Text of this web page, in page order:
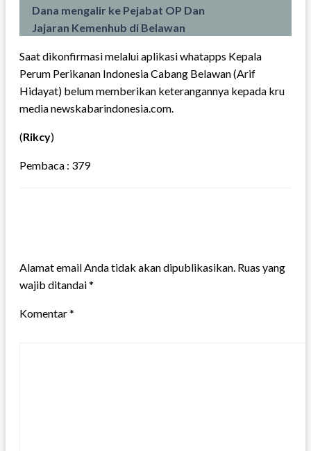
Dana mengalir ke Pejabat OP Dan
Jajaran Kemenhub di Belawan
Saat dikonfirmasi melalui aplikasi whatapps Kepala
Perum Perikanan Indonesia Cabang Belawan (Arif
Hidayat) belum memberikan keterangannya kepada kru
media newskabarindonesia.com.
(Rikcy)
Pembaca : 379
Alamat email Anda tidak akan dipublikasikan. Ruas yang
wajib ditandai*
Komentar*